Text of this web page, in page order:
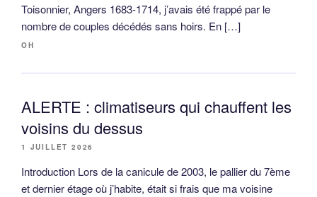
Toisonnier, Angers 1683-1714, j’avais été frappé par le
nombre de couples décédés sans hoirs. En […]
OH
ALERTE : climatiseurs qui chauffent les
voisins du dessus
1 JUILLET 2026
Introduction Lors de la canicule de 2003, le pallier du 7ème
et dernier étage où j’habite, était si frais que ma voisine